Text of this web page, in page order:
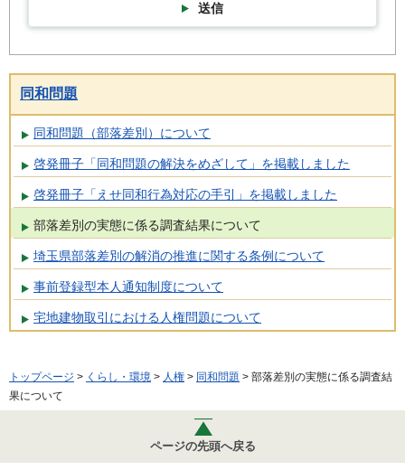
送信
同和問題
同和問題（部落差別）について
啓発冊子「同和問題の解決をめざして」を掲載しました
啓発冊子「えせ同和行為対応の手引」を掲載しました
部落差別の実態に係る調査結果について
埼玉県部落差別の解消の推進に関する条例について
事前登録型本人通知制度について
宅地建物取引における人権問題について
トップページ > くらし・環境 > 人権 > 同和問題 > 部落差別の実態に係る調査結
果について
ページの先頭へ戻る